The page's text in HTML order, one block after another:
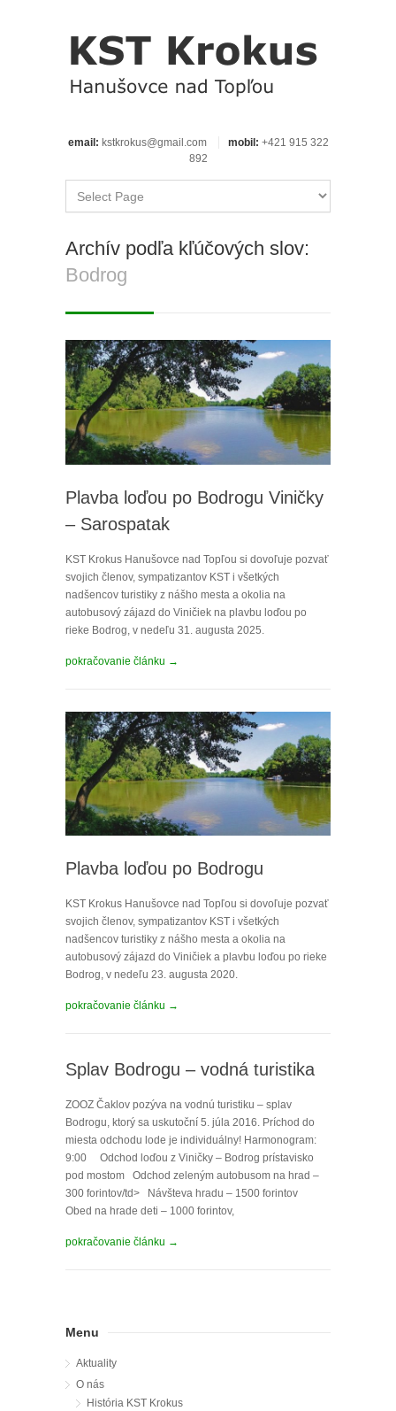
email: kstkrokus@gmail.com mobil: +421 915 322
892
Archív podľa kľúčových slov:
Bodrog
Plavba loďou po Bodrogu Viničky
– Sarospatak
KST Krokus Hanušovce nad Topľou si dovoľuje pozvať
svojich členov, sympatizantov KST i všetkých
nadšencov turistiky z nášho mesta a okolia na
autobusový zájazd do Viničiek na plavbu loďou po
rieke Bodrog, v nedeľu 31. augusta 2025.
pokračovanie článku →
Plavba loďou po Bodrogu
KST Krokus Hanušovce nad Topľou si dovoľuje pozvať
svojich členov, sympatizantov KST i všetkých
nadšencov turistiky z nášho mesta a okolia na
autobusový zájazd do Viničiek a plavbu loďou po rieke
Bodrog, v nedeľu 23. augusta 2020.
pokračovanie článku →
Splav Bodrogu – vodná turistika
ZOOZ Čaklov pozýva na vodnú turistiku – splav
Bodrogu, ktorý sa uskutoční 5. júla 2016. Príchod do
miesta odchodu lode je individuálny! Harmonogram:
9:00 Odchod loďou z Viničky – Bodrog prístavisko
pod mostom Odchod zeleným autobusom na hrad –
300 forintov/td> Návšteva hradu – 1500 forintov
Obed na hrade deti – 1000 forintov,
pokračovanie článku →
Menu
Aktuality
O nás
História KST Krokus